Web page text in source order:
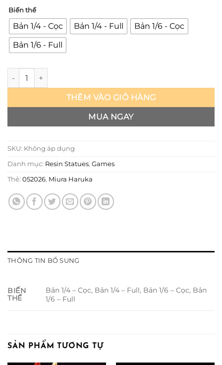
Biến thế
Bản 1/4 - Cọc Bản 1/4 - Full
Bản 1/6 - Cọc
Bản 1/6 - Full
Miura Haruka - Shallow Island Cloud số lượng
THÊM VÀO GIỎ HÀNG
MUA NGAY
SKU: Không áp dụng
Danh mục: Resin Statues, Games
Thẻ: 052026, Miura Haruka
THÔNG TIN BỔ SUNG
BIẾN
THẾ
Bản 1/4 – Cọc, Bản 1/4 – Full, Bản 1/6 – Cọc, Bản
1/6 – Full
SẢN PHẨM TƯƠNG TỰ